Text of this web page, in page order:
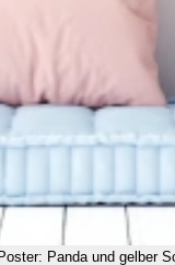
Poster: Panda und gelber